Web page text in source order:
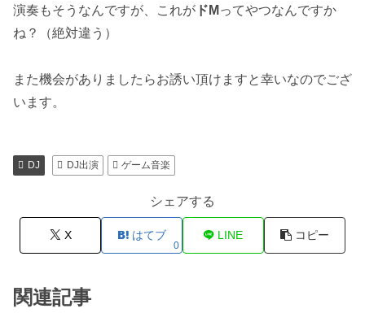
演奏もそうなんですが、これが ドM ってやつなんですか
ね？（絶対違う）
また機会がありましたらお誘い頂けますと幸いなのでござ
います。
DJ DJ出演 ゲーム音楽
シェアする
X はてブ
0
LINE コピー
関連記事